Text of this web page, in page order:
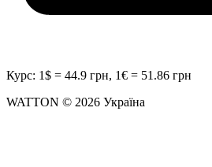
Курс: 1$ = 44.9 грн, 1€ = 51.86 грн
WATTON © 2026 Україна